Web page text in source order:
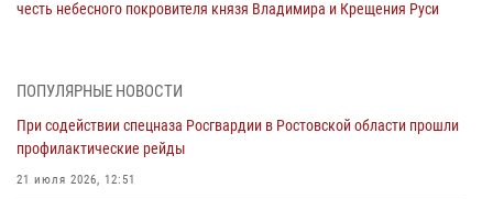
честь небесного покровителя князя Владимира и Крещения Руси
При содействии спецназа Росгвардии в Ростовской области прошли
21 июля 2026, 12:51
В Ростовской области экипаж вневедомственной охраны задержал
ПОПУЛЯРНЫЕ НОВОСТИ
При содействии спецназа Росгвардии в Ростовской области прошли
профилактические рейды
21 июля 2026, 12:51